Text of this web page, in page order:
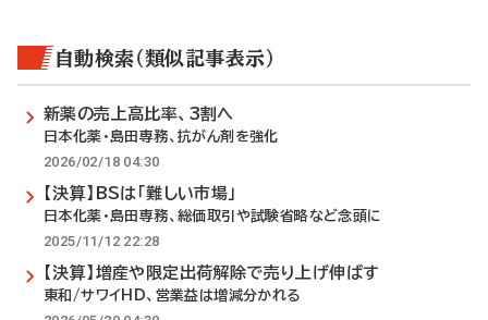
自動検索（類似記事表示）
新薬の売上高比率、3割へ
日本化薬・島田専務、抗がん剤を強化
2026/02/18 04:30
【決算】BSは「難しい市場」
日本化薬・島田専務、総価取引や試験省略など念頭に
2025/11/12 22:28
【決算】増産や限定出荷解除で売り上げ伸ばす
東和/サワイHD、営業益は増減分かれる